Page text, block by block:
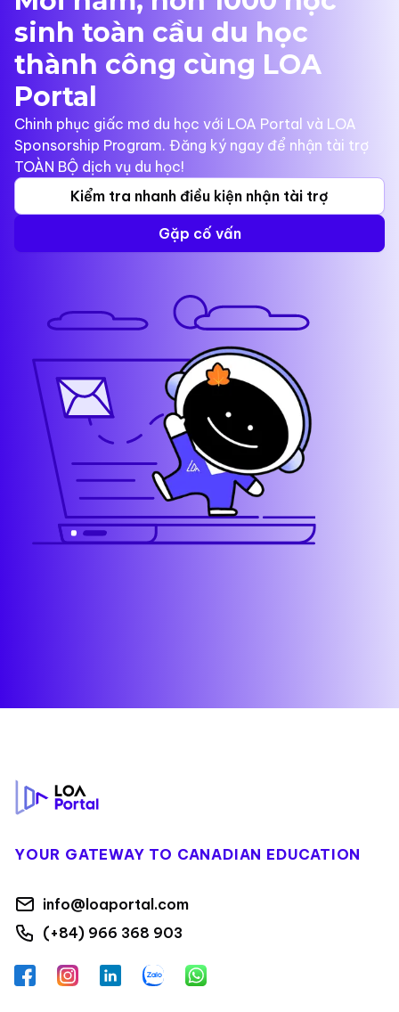
sinh toàn cầu du học
thành công cùng LOA
Portal
Chinh phục giấc mơ du học với LOA Portal và LOA
Sponsorship Program. Đăng ký ngay để nhận tài trợ
TOÀN BỘ dịch vụ du học!
Kiểm tra nhanh điều kiện nhận tài trợ
Gặp cố vấn
YOUR GATEWAY TO CANADIAN EDUCATION
info@loaportal.com
(+84) 966 368 903
FacebookInstagramLinkedInZalo WhatsApp